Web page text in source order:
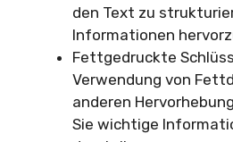
den Text zu
Informationen
Fettgedruckte
Verwendung von
anderen
Sie wichtige